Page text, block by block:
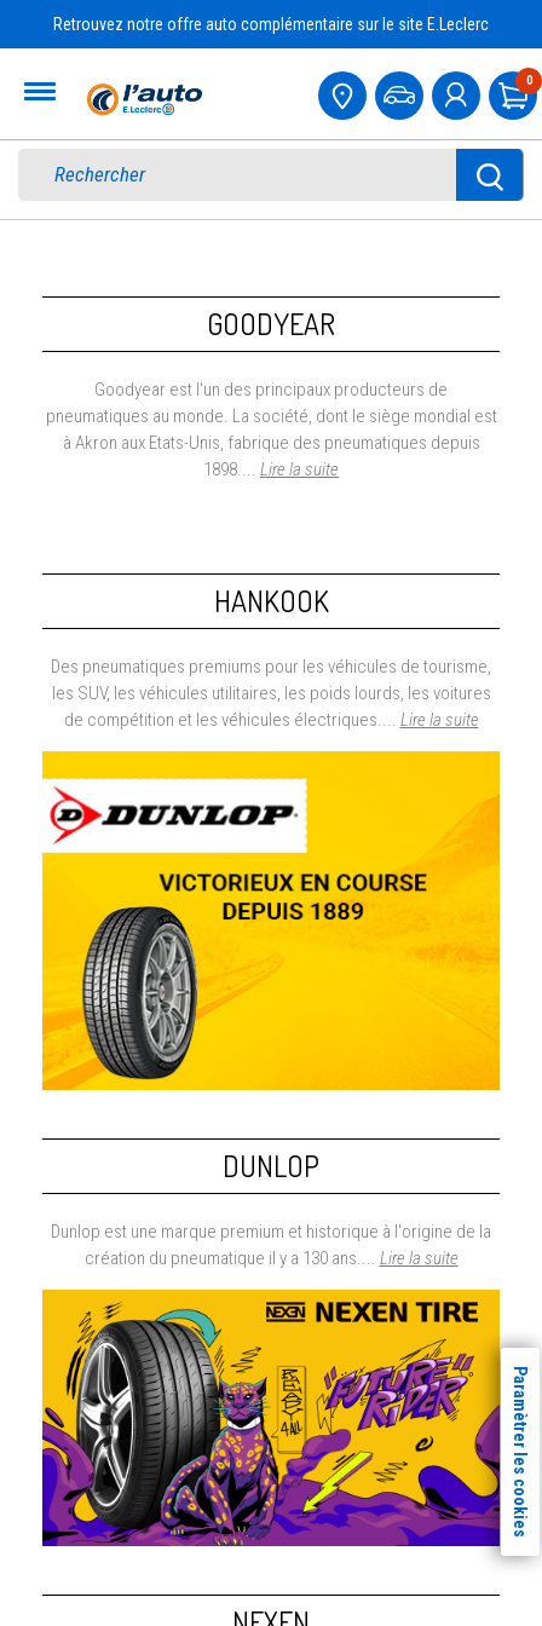
Retrouvez notre offre auto complémentaire sur le site E.Leclerc
0
NOS MARQUES
GOODYEAR
Goodyear est l'un des principaux producteurs de
pneumatiques au monde. La société, dont le siège mondial est
à Akron aux Etats-Unis, fabrique des pneumatiques depuis
1898.... Lire la suite
HANKOOK
Des pneumatiques premiums pour les véhicules de tourisme,
les SUV, les véhicules utilitaires, les poids lourds, les voitures
de compétition et les véhicules électriques.... Lire la suite
DUNLOP
Dunlop est une marque premium et historique à l'origine de la
création du pneumatique il y a 130 ans.... Lire la suite
Paramètrer les cookies